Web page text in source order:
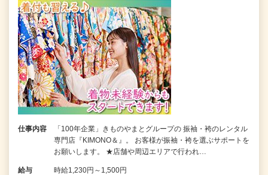
仕事内容
「100年企業」きものやまとグループの 振袖・袴のレンタル
専門店『KIMONO＆』。 お客様が振袖・袴を選ぶサポートを
お願いします。 ★店舗や周辺エリアで行われ…
給与 時給1,230円～1,500円